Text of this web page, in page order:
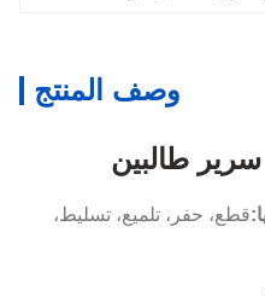
وصف المنتج
طالبين
قطع، حفر، تلميع، تسليط،